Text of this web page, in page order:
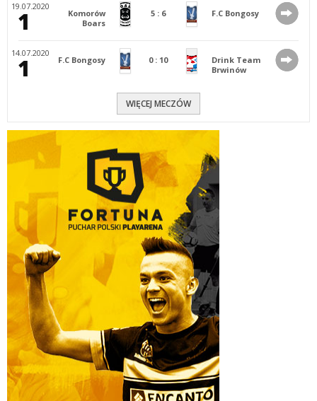
19.07.2020
1
Komorów
Boars
5 : 6 F.C Bongosy
14.07.2020
1 F.C Bongosy 0 : 10
Drink Team
Brwinów
WIĘCEJ MECZÓW